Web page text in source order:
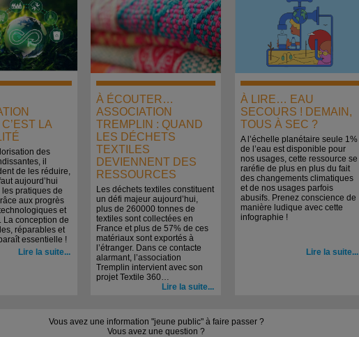
LA
des
il
de les réduire,
aujourd’hui
pratiques de
aux progrès
et
La conception de
réparables et
essentielle !
Lire la suite...
À ÉCOUTER…
ASSOCIATION
TREMPLIN : QUAND
LES DÉCHETS
TEXTILES
DEVIENNENT DES
RESSOURCES
Les déchets textiles constituent
un défi majeur aujourd’hui,
plus de 260000 tonnes de
textiles sont collectées en
France et plus de 57% de ces
matériaux sont exportés à
l’étranger. Dans ce contacte
alarmant, l’association
Tremplin intervient avec son
projet Textile 360…
Lire la suite...
À LIRE… EAU
SECOURS ! DEMAIN,
TOUS À SEC ?
A l’échelle planétaire seule 1%
de l’eau est disponible pour
nos usages, cette ressource se
raréfie de plus en plus du fait
des changements climatiques
et de nos usages parfois
abusifs. Prenez conscience de
manière ludique avec cette
infographie !
Lire la suite...
Vous avez une information "jeune public" à faire passer ?
Vous avez une question ?